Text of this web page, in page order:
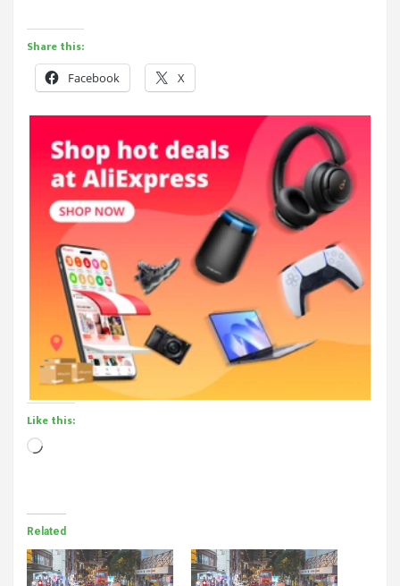
Share this:
Facebook X
Like this:
Loading…
Related